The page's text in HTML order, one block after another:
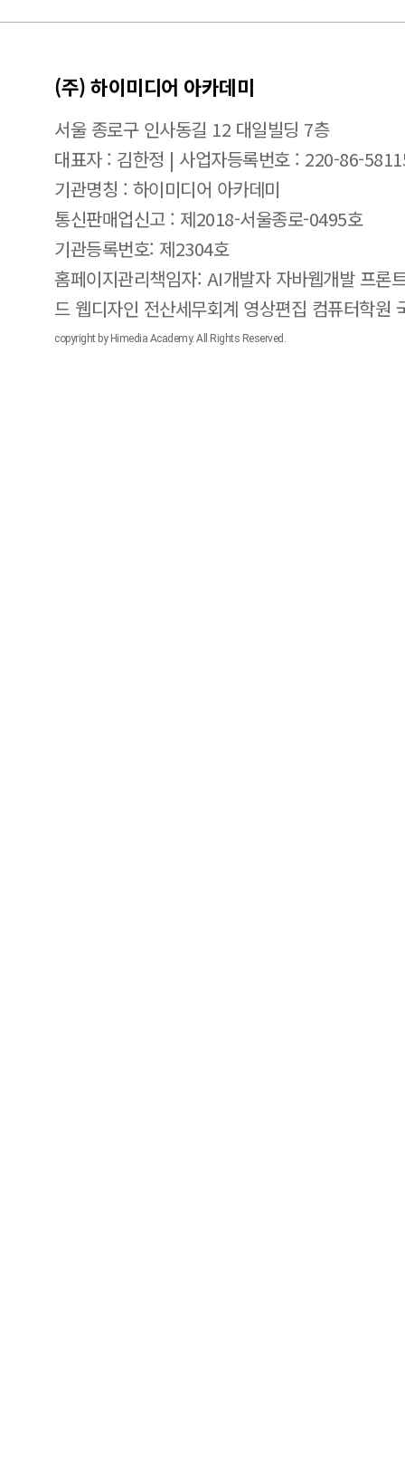
(주) 하이미디어 아카데미
서울 종로구 인사동길 12 대일빌딩 7층
대표자 : 김한정 | 사업자등록번호 : 220-86-
기관명칭 : 하이미디어 아카데미
통신판매업신고 : 제2018-서울종로-0495호
기관등록번호: 제2304호
홈페이지관리책임자: AI개발자 자바웹개발 프론
드 웹디자인 전산세무회계 영상편집 컴퓨터학원
copyright by Himedia Academy. All Rights Reserved.